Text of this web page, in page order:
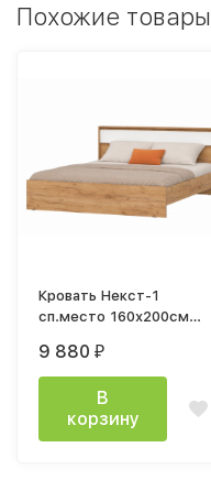
Похожие товары
Кровать Некст-1
сп.место 160х200см
золото
9 880 ₽
В
корзину